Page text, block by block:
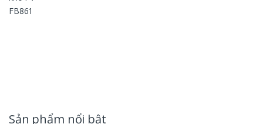
Sản phẩm nổi bật